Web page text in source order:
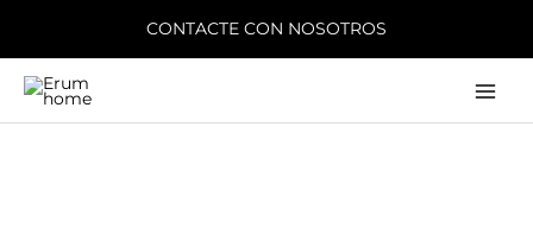
contenido
CONTACTE CON NOSOTROS
Main